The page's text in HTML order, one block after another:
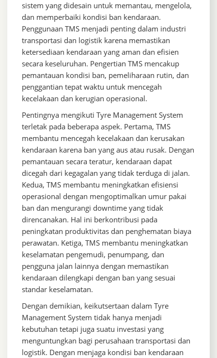
sistem yang didesain untuk memantau, mengelola,
dan memperbaiki kondisi ban kendaraan.
Penggunaan TMS menjadi penting dalam industri
transportasi dan logistik karena memastikan
ketersediaan kendaraan yang aman dan efisien
secara keseluruhan. Pengertian TMS mencakup
pemantauan kondisi ban, pemeliharaan rutin, dan
penggantian tepat waktu untuk mencegah
kecelakaan dan kerugian operasional.
Pentingnya mengikuti Tyre Management System
terletak pada beberapa aspek. Pertama, TMS
membantu mencegah kecelakaan dan kerusakan
kendaraan karena ban yang aus atau rusak. Dengan
pemantauan secara teratur, kendaraan dapat
dicegah dari kegagalan yang tidak terduga di jalan.
Kedua, TMS membantu meningkatkan efisiensi
operasional dengan mengoptimalkan umur pakai
ban dan mengurangi downtime yang tidak
direncanakan. Hal ini berkontribusi pada
peningkatan produktivitas dan penghematan biaya
perawatan. Ketiga, TMS membantu meningkatkan
keselamatan pengemudi, penumpang, dan
pengguna jalan lainnya dengan memastikan
kendaraan dilengkapi dengan ban yang sesuai
standar keselamatan.
Dengan demikian, keikutsertaan dalam Tyre
Management System tidak hanya menjadi
kebutuhan tetapi juga suatu investasi yang
menguntungkan bagi perusahaan transportasi dan
logistik. Dengan menjaga kondisi ban kendaraan